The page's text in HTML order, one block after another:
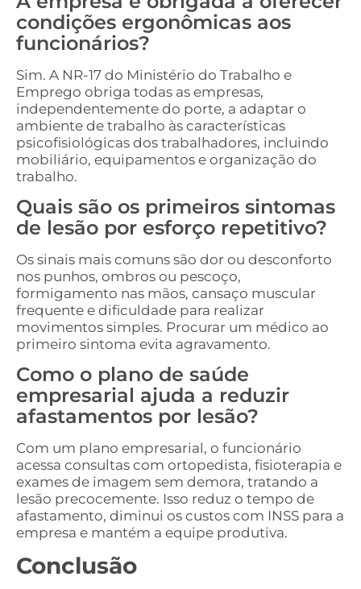
condições ergonômicas aos
funcionários?
Sim. A NR-17 do Ministério do Trabalho e
Emprego obriga todas as empresas,
independentemente do porte, a adaptar o
ambiente de trabalho às características
psicofisiológicas dos trabalhadores, incluindo
mobiliário, equipamentos e organização do
trabalho.
Quais são os primeiros sintomas
de lesão por esforço repetitivo?
Os sinais mais comuns são dor ou desconforto
nos punhos, ombros ou pescoço,
formigamento nas mãos, cansaço muscular
frequente e dificuldade para realizar
movimentos simples. Procurar um médico ao
primeiro sintoma evita agravamento.
Como o plano de saúde
empresarial ajuda a reduzir
afastamentos por lesão?
Com um plano empresarial, o funcionário
acessa consultas com ortopedista, fisioterapia e
exames de imagem sem demora, tratando a
lesão precocemente. Isso reduz o tempo de
afastamento, diminui os custos com INSS para a
empresa e mantém a equipe produtiva.
Conclusão